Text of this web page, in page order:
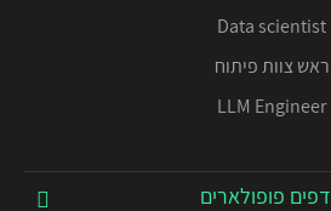
Data scientist
ראש צוות פיתוח
LLM Engineer
דפים פופולארים